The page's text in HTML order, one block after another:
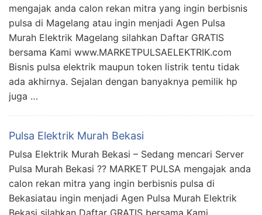
mengajak anda calon rekan mitra yang ingin berbisnis
pulsa di Magelang atau ingin menjadi Agen Pulsa
Murah Elektrik Magelang silahkan Daftar GRATIS
bersama Kami www.MARKETPULSAELEKTRIK.com
Bisnis pulsa elektrik maupun token listrik tentu tidak
ada akhirnya. Sejalan dengan banyaknya pemilik hp
juga …
Pulsa Elektrik Murah Bekasi
Pulsa Elektrik Murah Bekasi – Sedang mencari Server
Pulsa Murah Bekasi ?? MARKET PULSA mengajak anda
calon rekan mitra yang ingin berbisnis pulsa di
Bekasiatau ingin menjadi Agen Pulsa Murah Elektrik
Bekasi silahkan Daftar GRATIS bersama Kami